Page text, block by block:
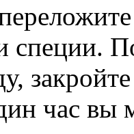
специи.
час вы